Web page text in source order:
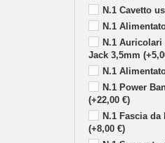
N.1 Cavetto
N.1
N.1
Jack 3,5mm
N.1
N.1 Power
(+22,00 €)
N.1 Fascia
(+8,00 €)